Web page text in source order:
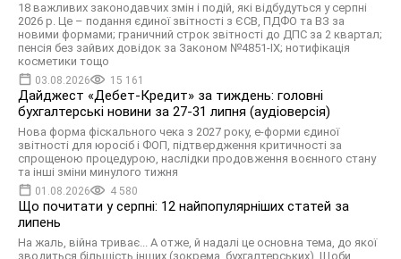
18 важливих законодавчих змін і подій, які відбудуться у серпні
2026 р. Це – подання єдиної звітності з ЄСВ, ПДФО та ВЗ за
новими формами; граничний строк звітності до ДПС за 2 квартал;
пенсія без зайвих довідок за Законом №4851-IX; нотифікація
косметики тощо
03.08.2026 15 161
Дайджест «Дебет-Кредит» за тиждень: головні
бухгалтерські новини за 27-31 липня (аудіоверсія)
Нова форма фіскального чека з 2027 року, е-форми єдиної
звітності для юросіб і ФОП, підтвердження критичності за
спрощеною процедурою, наслідки продовження воєнного стану
та інші зміни минулого тижня
01.08.2026 4 580
Що почитати у серпні: 12 найпопулярніших статей за
липень
На жаль, війна триває... А отже, й надалі це основна тема, до якої
зводиться більшість інших (зокрема, бухгалтерських). Щоби